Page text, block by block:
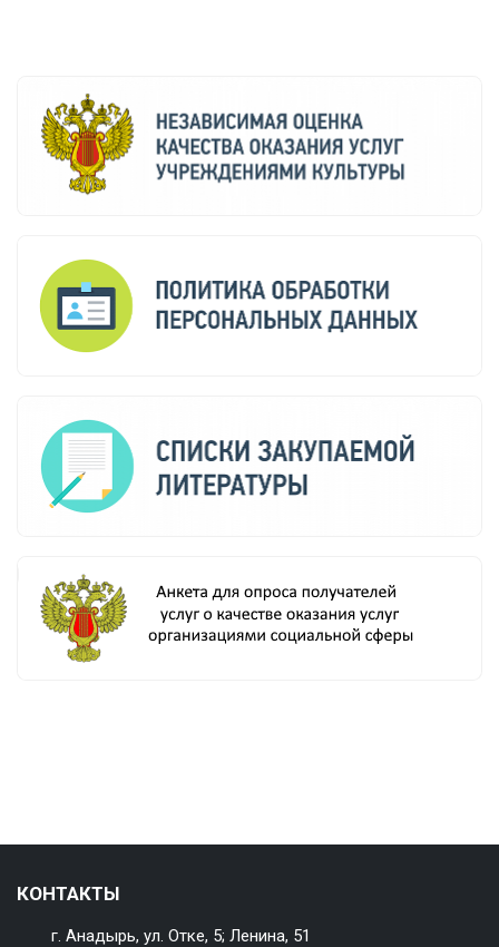
КОНТАКТЫ
г. Анадырь, ул. Отке, 5; Ленина, 51